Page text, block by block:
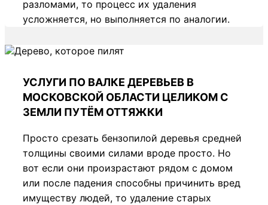
разломами, то процесс их удаления
усложняется, но выполняется по аналогии.
УСЛУГИ ПО ВАЛКЕ ДЕРЕВЬЕВ В
МОСКОВСКОЙ ОБЛАСТИ ЦЕЛИКОМ С
ЗЕМЛИ ПУТЁМ ОТТЯЖКИ
Просто срезать бензопилой деревья средней
толщины своими силами вроде просто. Но
вот если они произрастают рядом с домом
или после падения способны причинить вред
имуществу людей, то удаление старых